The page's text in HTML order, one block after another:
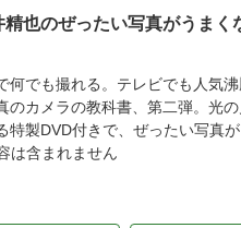
也のぜったい写真がうまく
何でも撮れる。テレビでも人気
カメラの教科書、第二弾。光の
製DVD付きで、ぜったい写真が
含まれません